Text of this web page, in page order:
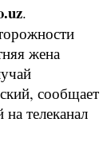
.
жена
сообщает
телеканал